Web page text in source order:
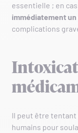
essentielle ; en
immédiatement
complications
Il peut être tentant
humains pour